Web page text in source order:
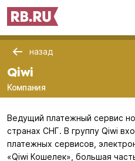
назад
Qiwi
Компания
Ведущий платежный сервис
странах СНГ. В группу Qiwi
платежных сервисов,
«Qiwi Кошелек», большая